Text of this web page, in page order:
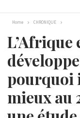
Home CHRONIQUE
L’Afrique
pourquoi
mieux au